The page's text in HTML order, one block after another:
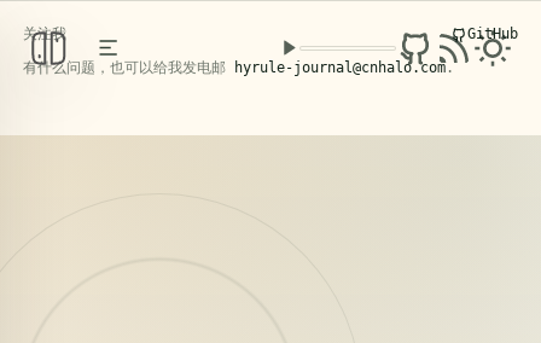
PERSONAL KNOWLEDGE BASE
/ FIELD NOTES
关注我
GitHub
有什么问题，也可以给我发电邮
hyrule-journal@cnhalo.com.